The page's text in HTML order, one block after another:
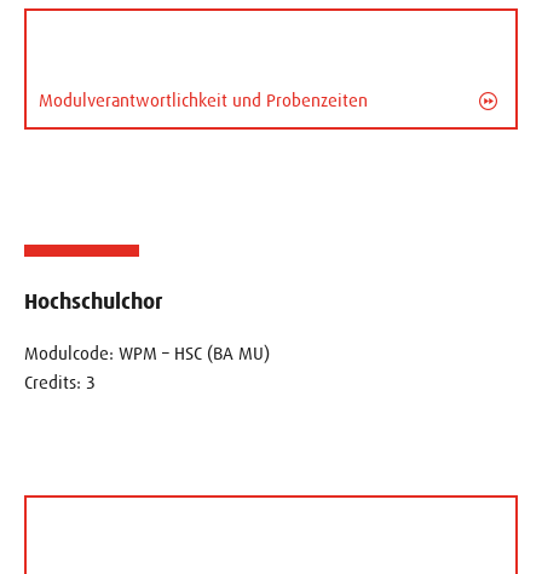
Modulverantwortlichkeit und Probenzeiten
Hochschulchor
Modulcode: WPM – HSC (BA MU)
Credits: 3